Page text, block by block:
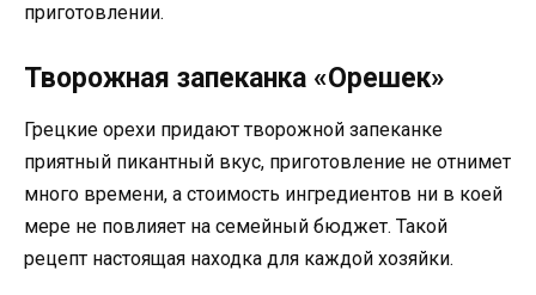
приготовлении.
Творожная запеканка «Орешек»
Грецкие орехи придают творожной запеканке
приятный пикантный вкус, приготовление не отнимет
много времени, а стоимость ингредиентов ни в коей
мере не повлияет на семейный бюджет. Такой
рецепт настоящая находка для каждой хозяйки.